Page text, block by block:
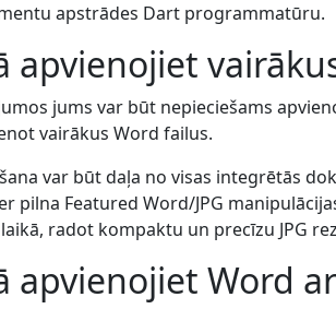
apstrādes Dart programmatūru.
apvienojiet
jums var būt nepieciešams
vairākus Word failus.
var būt daļa no visas integrētās
pilna Featured Word/JPG
radot kompaktu un precīzu JPG
apvienojiet Word ar